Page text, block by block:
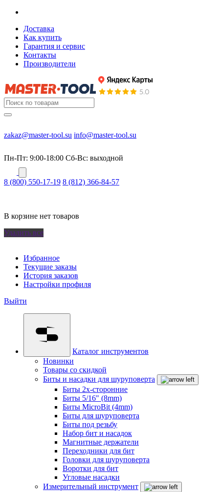
Доставка
Как купить
Гарантия и сервис
Контакты
Производители
zakaz@master-tool.su info@master-tool.su
Пн-Пт: 9:00-18:00 Cб-Вс: выходной
8 (800) 550-17-19 8 (812) 366-84-57
В корзине нет товаров
Удалить все
Избранное
Текущие заказы
История заказов
Настройки профиля
Выйти
Каталог инструментов
Новинки
Товары со скидкой
Биты и насадки для шуруповерта
Биты 2х-сторонние
Биты 5/16" (8mm)
Биты MicroBit (4mm)
Биты для шуруповерта
Биты под резьбу
Набор бит и насадок
Магнитные держатели
Переходники для бит
Головки для шуруповерта
Воротки для бит
Угловые насадки
Измерительный инструмент